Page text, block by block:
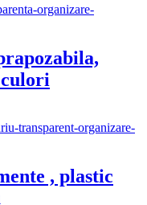
, plastic